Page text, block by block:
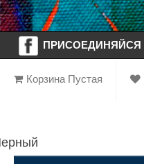
ПРИСОЕДИНЯЙСЯ
Корзина Пустая